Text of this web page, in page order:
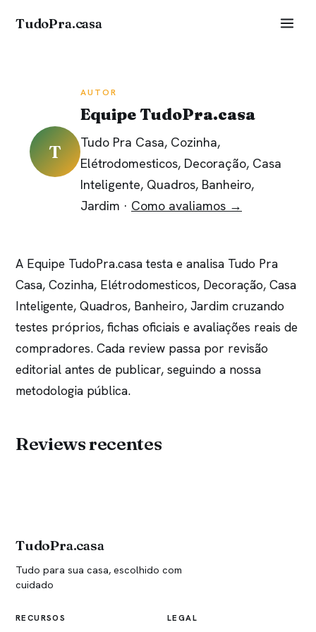
TudoPra.casa
T
AUTOR
Equipe TudoPra.casa
Tudo Pra Casa, Cozinha,
Elétrodomesticos, Decoração, Casa
Inteligente, Quadros, Banheiro,
Jardim · Como avaliamos →
A Equipe TudoPra.casa testa e analisa Tudo Pra
Casa, Cozinha, Elétrodomesticos, Decoração, Casa
Inteligente, Quadros, Banheiro, Jardim cruzando
testes próprios, fichas oficiais e avaliações reais de
compradores. Cada review passa por revisão
editorial antes de publicar, seguindo a nossa
metodologia pública.
Reviews recentes
TudoPra.casa
Tudo para sua casa, escolhido com
cuidado
RECURSOS LEGAL